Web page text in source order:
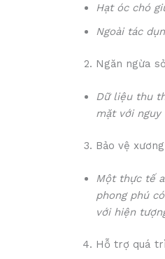
Hạt óc chó
Ngoài tác
Ngăn ngừa
Dữ liệu thu
mặt với nguy
Bảo vệ xương
Một thực tế
phong phú
với hiện
Hỗ trợ quá